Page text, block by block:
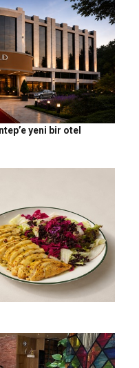
yeni bir otel